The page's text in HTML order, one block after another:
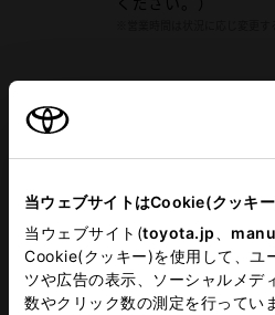
当ウェブサイトはCookie(クッキー
当ウェブサイト(toyota.jp
Cookie(クッキー)を使用して、ユ
ツや広告の表示、ソーシャルメデ
数やクリック数の測定を行ってい
施設情報・
AED
中古車展示場
WiFi